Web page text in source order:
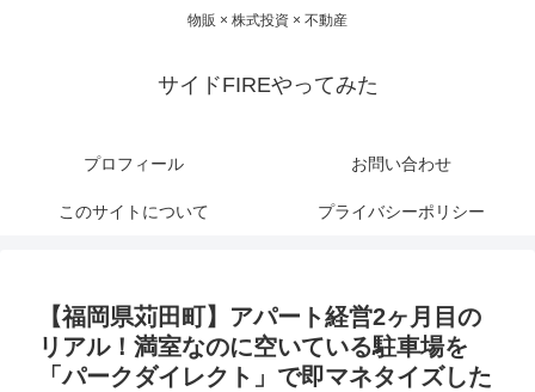
物販 × 株式投資 × 不動産
サイドFIREやってみた
プロフィール お問い合わせ
このサイトについて プライバシーポリシー
【福岡県苅田町】アパート経営2ヶ月目の
リアル！満室なのに空いている駐車場を
「パークダイレクト」で即マネタイズした